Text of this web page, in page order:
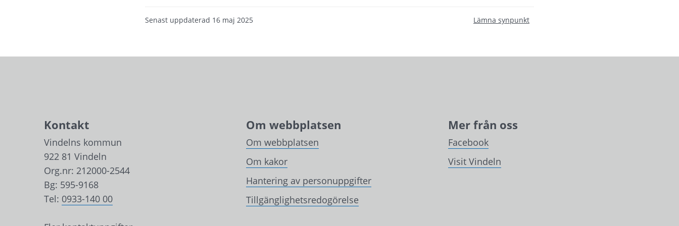
Senast uppdaterad 16 maj 2025 Lämna synpunkt
Kontakt
Vindelns kommun
922 81 Vindeln
Org.nr: 212000-2544
Bg: 595-9168
Tel: 0933-140 00
Om webbplatsen
Om webbplatsen
Om kakor
Hantering av personuppgifter
Tillgänglighetsredogörelse
Mer från oss
Facebook
Visit Vindeln